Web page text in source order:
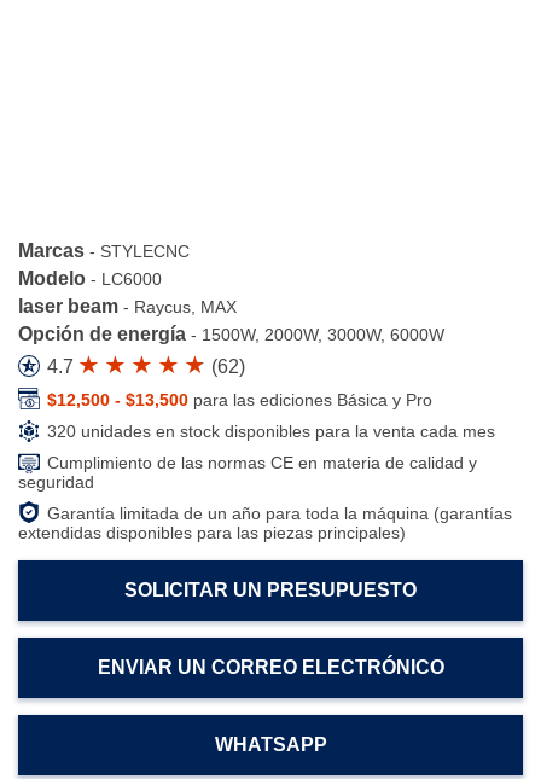
Marcas - STYLECNC
Modelo - LC6000
laser beam - Raycus, MAX
Opción de energía - 1500W, 2000W, 3000W, 6000W
4.7 (62)
$12,500 - $13,500 para las ediciones Básica y Pro
320 unidades en stock disponibles para la venta cada mes
Cumplimiento de las normas CE en materia de calidad y
seguridad
Garantía limitada de un año para toda la máquina (garantías
extendidas disponibles para las piezas principales)
SOLICITAR UN PRESUPUESTO
ENVIAR UN CORREO ELECTRÓNICO
WHATSAPP